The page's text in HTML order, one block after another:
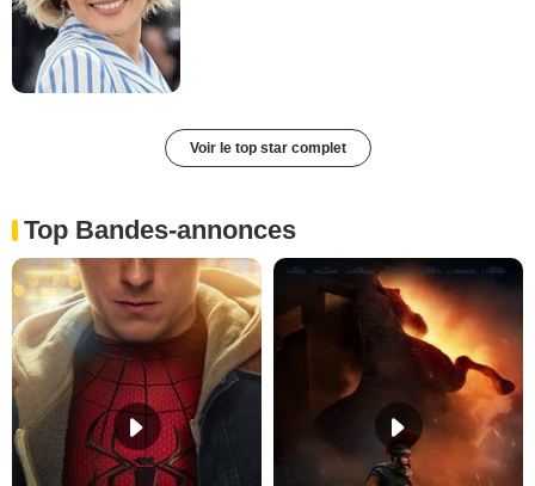
Voir le top star complet
Top Bandes-annonces